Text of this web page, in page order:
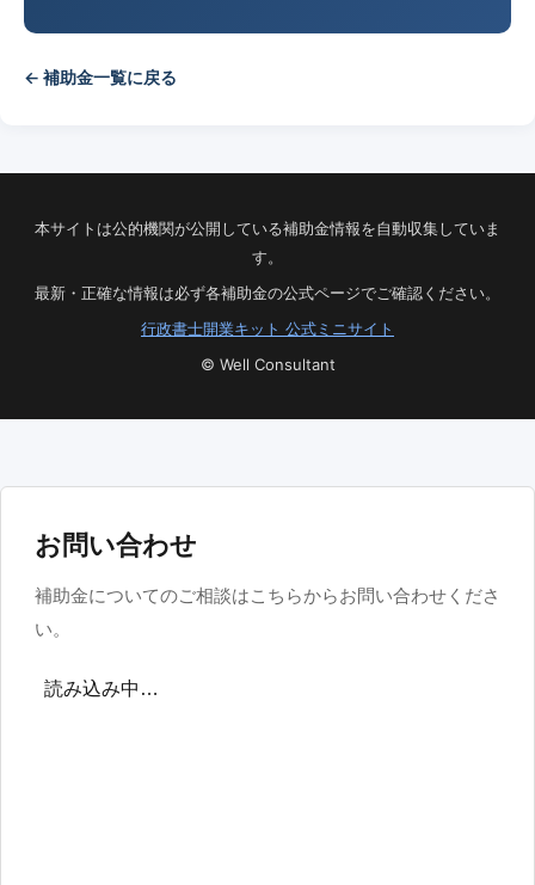
← 補助金一覧に戻る
本サイトは公的機関が公開している補助金情報を自動収集していま
す。
最新・正確な情報は必ず各補助金の公式ページでご確認ください。
行政書士開業キット 公式ミニサイト
© Well Consultant
お問い合わせ
補助金についてのご相談はこちらからお問い合わせくださ
い。